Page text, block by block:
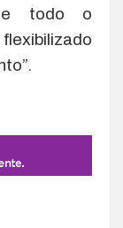
e todo o